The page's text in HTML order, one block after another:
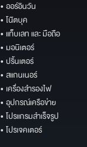
• ออร์อินวัน
• โน๊ตบุค
• แท็บเลท และ มือถือ
• มอนิเตอร์
• ปริ้นเตอร์
• สแกนเนอร์
• เครื่องสำรองไฟ
• อุปกรณ์เครือข่าย
• โปรแกรมสำเร็จรูป
• โปรเจคเตอร์